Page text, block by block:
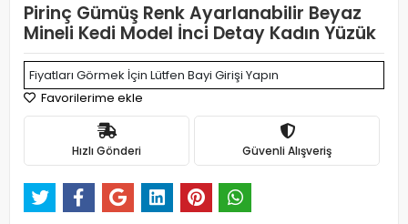
Pirinç Gümüş Renk Ayarlanabilir Beyaz
Mineli Kedi Model İnci Detay Kadın Yüzük
Fiyatları Görmek İçin Lütfen Bayi Girişi Yapın
Favorilerime ekle
Hızlı Gönderi Güvenli Alışveriş